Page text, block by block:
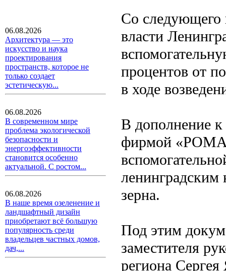
06.08.2026
Архитектура — это
искусство и наука
проектирования
пространств, которое не
только создает
эстетическую...
06.08.2026
В современном мире
проблема экологической
безопасности и
энергоэффективности
становится особенно
актуальной. С ростом...
06.08.2026
В наше время озеленение и
ландшафтный дизайн
приобретают всё большую
популярность среди
владельцев частных домов,
дач,...
Со следующего
власти
процентов от
в ходе
В дополнение к
фирмой
зерна.
Под этим
заместителя
региона